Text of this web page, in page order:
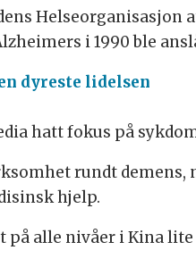
i 1990 ble
dyreste lidelsen
hatt fokus på
rundt demens,
hjelp.
på alle nivåer i Kina